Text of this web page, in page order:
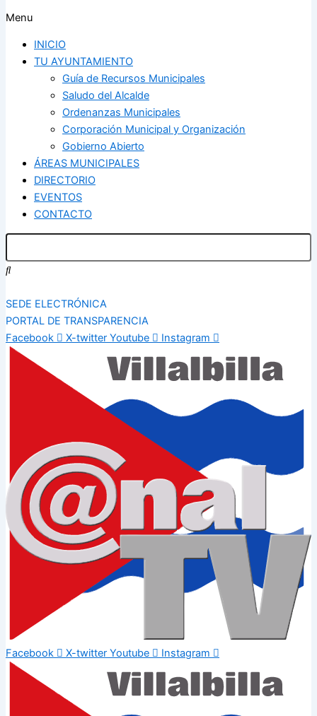
Menu
INICIO
TU AYUNTAMIENTO
Guía de Recursos Municipales
Saludo del Alcalde
Ordenanzas Municipales
Corporación Municipal y Organización
Gobierno Abierto
ÁREAS MUNICIPALES
DIRECTORIO
EVENTOS
CONTACTO
SEDE ELECTRÓNICA
PORTAL DE TRANSPARENCIA
Facebook
X-twitter Youtube Instagram
Facebook X-twitter Youtube Instagram